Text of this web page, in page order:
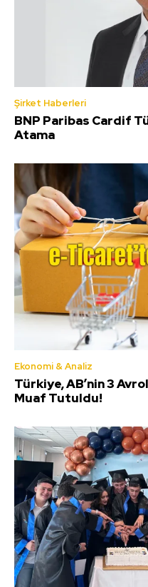
Şirket Haberleri
BNP Paribas Cardif
Atama
Ekonomi & Analiz
Türkiye, AB’nin 3
Muaf Tutuldu!